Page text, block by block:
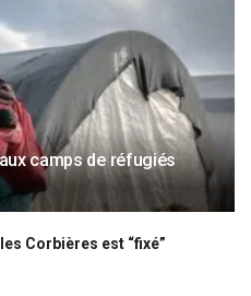
camps de réfugiés
Corbières est “fixé”